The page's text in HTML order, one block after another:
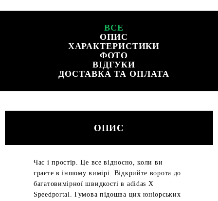
ВСЕ
ОПИС
ХАРАКТЕРИСТИКИ
ФОТО
ВІДГУКИ
ДОСТАВКА ТА ОПЛАТА
ОПИС
Час і простір. Це все відносно, коли ви
граєте в іншому вимірі. Відкрийте ворота до
багатовимірної швидкості в adidas X
Speedportal. Гумова підошва цих юніорських